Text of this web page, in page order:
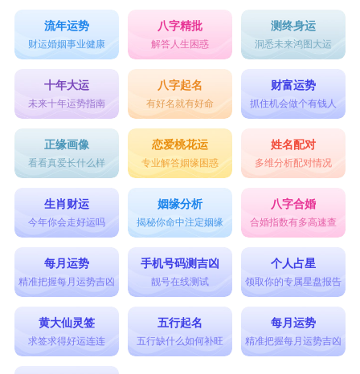
流年运势
财运婚姻事业健康
八字精批
解答人生困惑
测终身运
洞悉未来鸿图大运
十年大运
未来十年运势指南
八字起名
有好名就有好命
财富运势
抓住机会做个有钱人
正缘画像
看看真爱长什么样
恋爱桃花运
专业解答姻缘困惑
姓名配对
多维分析配对情况
生肖财运
今年你会走好运吗
姻缘分析
揭秘你命中注定姻缘
八字合婚
合婚指数有多高速查
每月运势
精准把握每月运势吉凶
手机号码测吉凶
靓号在线测试
个人占星
领取你的专属星盘报告
黄大仙灵签
求签求得好运连连
五行起名
五行缺什么如何补旺
每月运势
精准把握每月运势吉凶